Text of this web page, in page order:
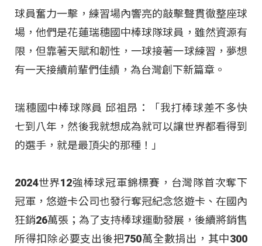
球員奮力一擊，練習場內響亮的敲擊聲貫徹整座球
場，他們是花蓮瑞穗國中棒球隊球員，雖然資源有
限，但靠著天賦和韌性，一球接著一球練習，夢想
有一天接續前輩們佳績，為台灣創下新篇章。
瑞穗國中棒球隊員 邱祖昂：「我打棒球差不多快
七到八年，然後我就想成為就可以讓世界都看得到
的選手，就是最頂尖的那種！」
2024世界12強棒球冠軍錦標賽，台灣隊首次奪下
冠軍，悠遊卡公司也發行奪冠紀念悠遊卡、在國內
狂銷26萬張；為了支持棒球運動發展，後續將銷售
所得扣除必要支出後把750萬全數捐出，其中300